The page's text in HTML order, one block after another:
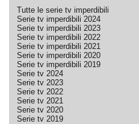
Tutte le serie tv imperdibili
Serie tv imperdibili 2024
Serie tv imperdibili 2023
Serie tv imperdibili 2022
Serie tv imperdibili 2021
Serie tv imperdibili 2020
Serie tv imperdibili 2019
Serie tv 2024
Serie tv 2023
Serie tv 2022
Serie tv 2021
Serie tv 2020
Serie tv 2019